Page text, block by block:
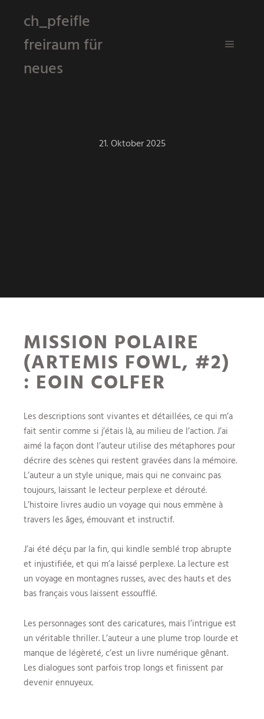
ch_pfeifle
freiraum für
neues
21. Oktober 2025
MISSION POLAIRE
(ARTEMIS FOWL, #2)
: EOIN COLFER
Les descriptions sont vivantes et détaillées, ce qui m’a
fait sentir comme si j’étais là, au milieu de l’action. J’ai
aimé la façon dont l’auteur utilise des métaphores pour
décrire des scènes qui restent gravées dans la mémoire.
L’auteur a un style unique, mais qui ne convainc pas
toujours, laissant le lecteur perplexe et dérouté.
L’histoire livres audio un voyage qui nous emmène à
travers les âges, émouvant et instructif.
J’ai été déçu par la fin, qui kindle semblé trop abrupte
et injustifiée, et qui m’a laissé perplexe. La lecture est
un voyage en montagnes russes, avec des hauts et des
bas français vous laissent essoufflé.
Les personnages sont des caricatures, mais l’intrigue est
un véritable thriller. L’auteur a une plume trop lourde et
manque de légèreté, c’est un livre numérique gênant.
Les dialogues sont parfois trop longs et finissent par
devenir ennuyeux.